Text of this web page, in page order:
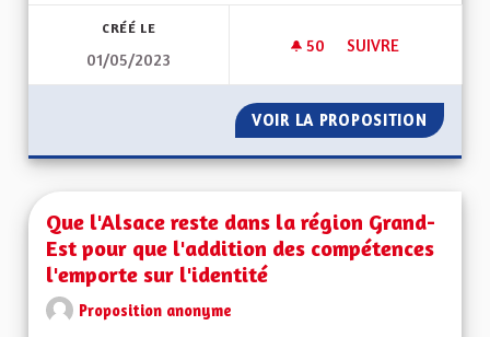
CRÉÉ LE
01/05/2023
50 50 ABONNÉS
SUIVRE
VOIR LA PROPOSITION UNE
Que l'Alsace reste dans la région Grand-
Est pour que l'addition des compétences
l'emporte sur l'identité
Proposition anonyme